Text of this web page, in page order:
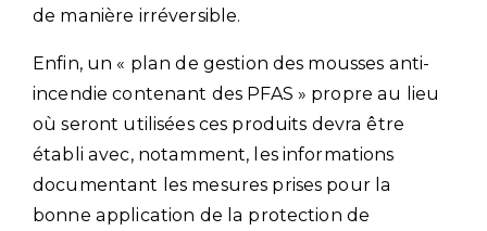
de manière irréversible.
Enfin, un « plan de gestion des mousses anti-
incendie contenant des PFAS » propre au lieu
où seront utilisées ces produits devra être
établi avec, notamment, les informations
documentant les mesures prises pour la
bonne application de la protection de